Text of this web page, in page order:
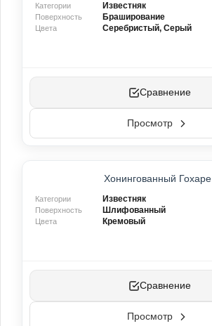
Категории Известняк
Поверхность Браширование
Цвета Серебристый, Серый
Сравнение
Просмотр
Хонингованный Гохаре
Категории Известняк
Поверхность Шлифованный
Цвета Кремовый
Сравнение
Просмотр